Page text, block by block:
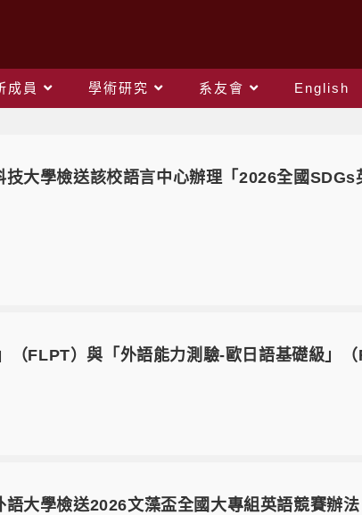
成員 學術研究 系友會 English
技大學檢送該校語言中心辦理「2026全國SDGs
（FLPT）與「外語能力測驗-歐日語基礎級」
語大學檢送2026文藻盃全國大專組英語競賽辦